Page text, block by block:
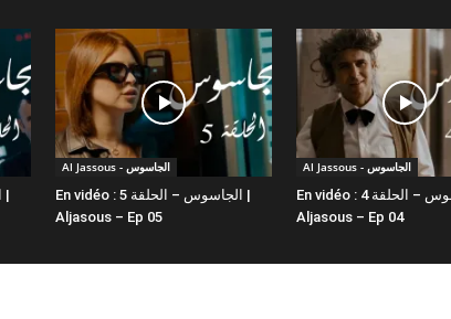
Al Jassous - الجاسوس
En vidéo : الجاسوس – الحلقة 5 |
Aljasous – Ep 05
Al Jassous - الجاسوس
En vidéo : الجاسوس – الحلقة 4 |
Aljasous – Ep 04